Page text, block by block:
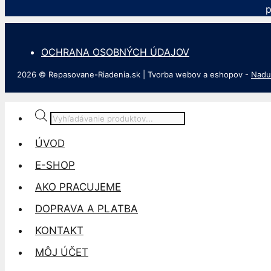
OCHRANA OSOBNÝCH ÚDAJOV
2026 © Repasovane-Riadenia.sk | Tvorba webov a eshopov -
Products
ÚVOD
E-SHOP
AKO PRACUJEME
DOPRAVA A PLATBA
KONTAKT
MÔJ ÚČET